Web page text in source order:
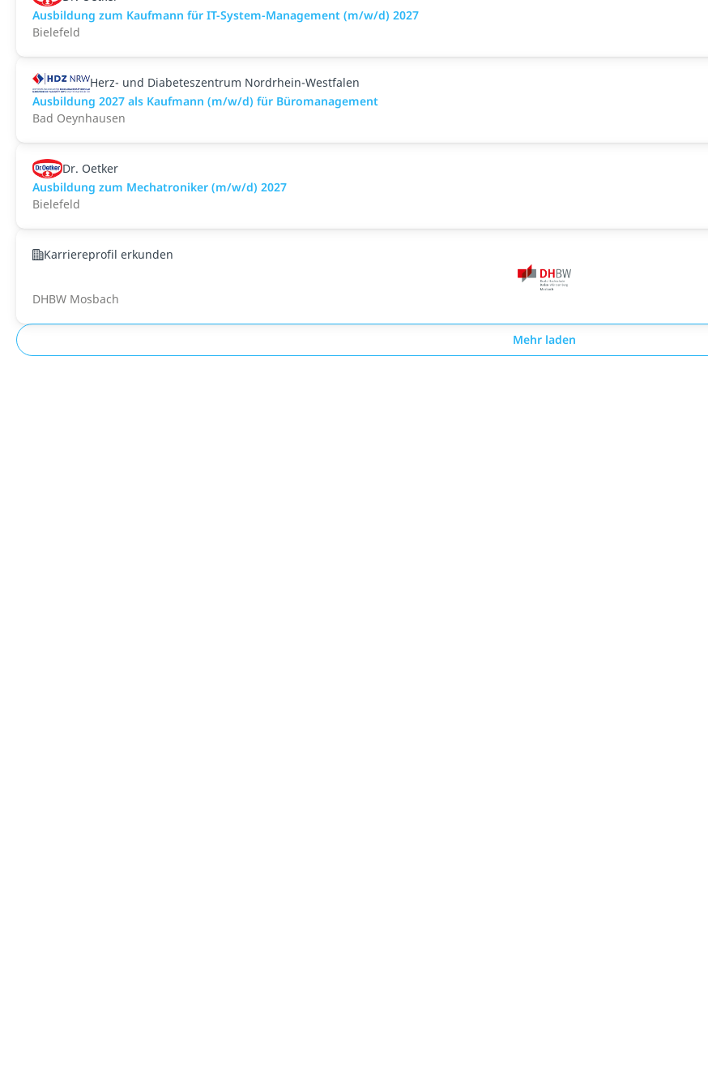
Ausbildung zum Kaufmann für IT-System-Management (m/w/d) 2027
Bielefeld
Herz- und Diabeteszentrum Nordrhein-Westfalen
Ausbildung 2027 als Kaufmann (m/w/d) für Büromanagement
Bad Oeynhausen
Dr. Oetker
Ausbildung zum Mechatroniker (m/w/d) 2027
Bielefeld
Karriereprofil erkunden
DHBW Mosbach
Mehr laden